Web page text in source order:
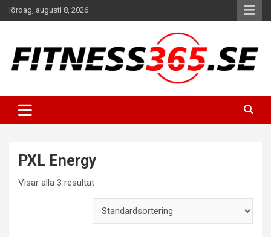
Hoppa
till
lördag, augusti 8, 2026
FITNESS365
PXL Energy
Visar alla 3 resultat